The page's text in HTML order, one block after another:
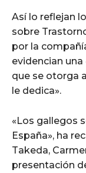
Así lo reflejan
sobre
por la
evidencian una
que se otorga
le dedica».
«Los gallegos
España», ha
Takeda,
presentación